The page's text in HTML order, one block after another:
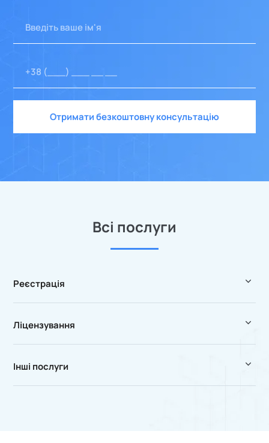
Отримати безкоштовну консультацію
Всі послуги
Реєстрація
Ліцензування
Інші послуги